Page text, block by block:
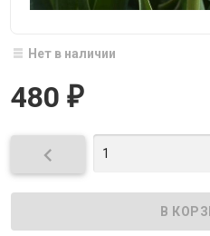
Нет в наличии
480 ₽
